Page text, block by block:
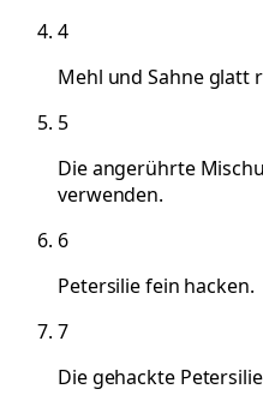
4
Mehl und Sahne glatt
5
Die angerührte
verwenden.
6
Petersilie fein hacken.
7
Die gehackte